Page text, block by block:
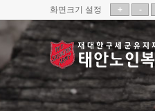
화면크기 설정 + -